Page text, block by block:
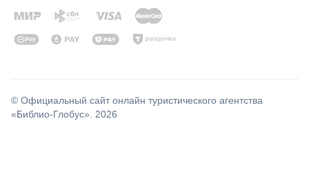
© Официальный сайт онлайн туристического агентства
«Библио-Глобус». 2026